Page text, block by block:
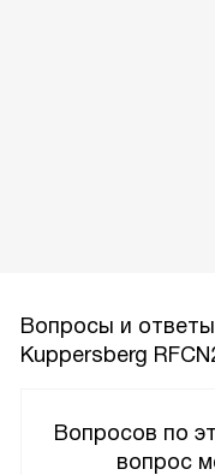
Вопросы и
Kuppersberg
Вопросов по
вопрос